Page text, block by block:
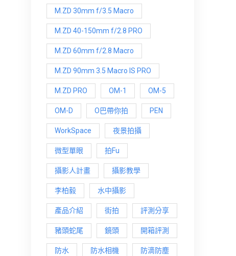
M.ZD 30mm f/3.5 Macro
M.ZD 40-150mm f/2.8 PRO
M.ZD 60mm f/2.8 Macro
M.ZD 90mm 3.5 Macro IS PRO
M.ZD PRO OM-1 OM-5
OM-D O巴帶你拍 PEN
WorkSpace 夜景拍攝
微型單眼 拍Fu
攝影人計畫 攝影教學
李柏毅 水中攝影
產品介紹 街拍 評測分享
豬頭蛇尾 鏡頭 開箱評測
防水 防水相機 防滴防塵